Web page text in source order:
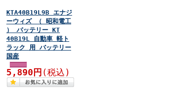
KTA40B19L9B エナジ
ーウィズ （ 昭和電工
） バッテリー KT
40B19L 自動車 軽ト
ラック 用 バッテリー
国産
5,890円 (税込)